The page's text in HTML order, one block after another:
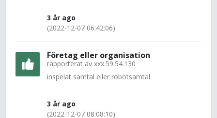
3 år ago
(2022-12-07 06:42:06)
Företag eller organisation
rapporterat av xxx.59.54.130
inspelat samtal eller robotsamtal
3 år ago
(2022-12-07 08:08:10)